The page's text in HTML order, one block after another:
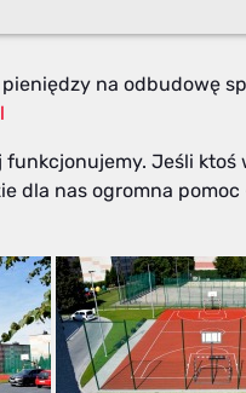
na odbudowę
Jeśli ktoś
dla nas ogromna